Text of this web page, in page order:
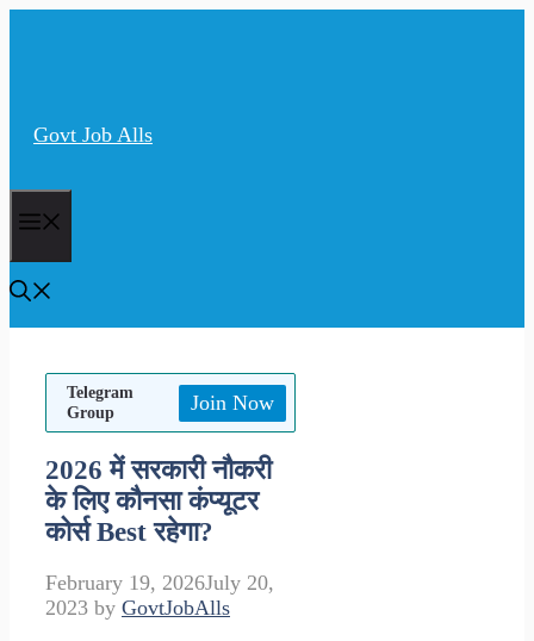
Govt Job Alls
Telegram
Group
Join Now
2026 में सरकारी नौकरी
के लिए कौनसा कंप्यूटर
कोर्स Best रहेगा?
February 19, 2026July 20,
2023 by GovtJobAlls